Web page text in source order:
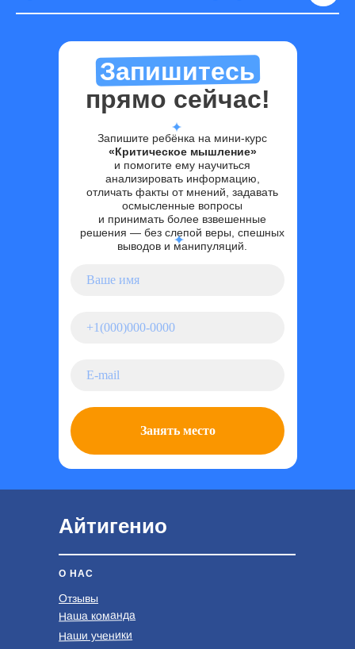
Запишите ребёнка на мини-курс
«Критическое мышление»
и помогите ему научиться
анализировать информацию,
отличать факты от мнений, задавать
осмысленные вопросы
и принимать более взвешенные
решения — без слепой веры, спешных
выводов и манипуляций.
Занять место
Запишитесь
прямо сейчас!
Айтигенио
О НАС
Отзывы
Наша команда
Наши ученики